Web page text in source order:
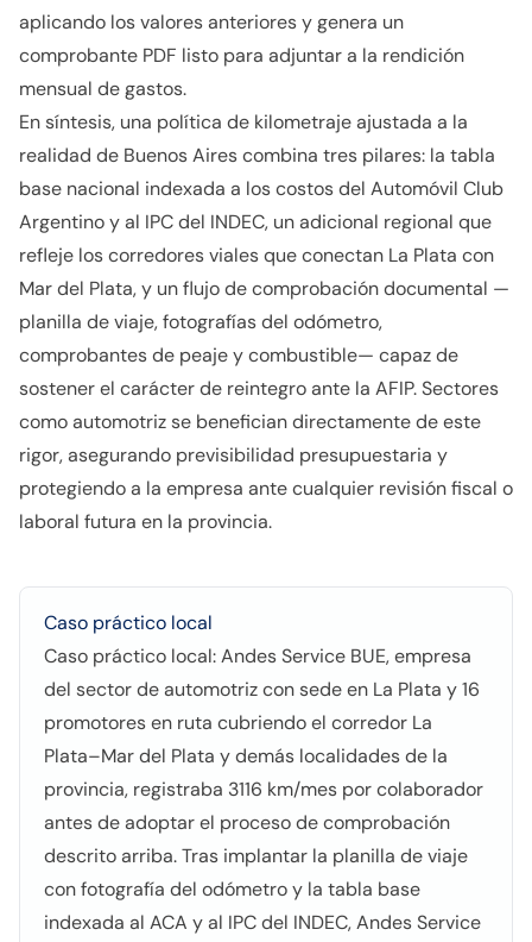
aplicando los valores anteriores y genera un
comprobante PDF listo para adjuntar a la rendición
mensual de gastos.
En síntesis, una política de kilometraje ajustada a la
realidad de Buenos Aires combina tres pilares: la tabla
base nacional indexada a los costos del Automóvil Club
Argentino y al IPC del INDEC, un adicional regional que
refleje los corredores viales que conectan La Plata con
Mar del Plata, y un flujo de comprobación documental —
planilla de viaje, fotografías del odómetro,
comprobantes de peaje y combustible— capaz de
sostener el carácter de reintegro ante la AFIP. Sectores
como automotriz se benefician directamente de este
rigor, asegurando previsibilidad presupuestaria y
protegiendo a la empresa ante cualquier revisión fiscal o
laboral futura en la provincia.
Caso práctico local
Caso práctico local: Andes Service BUE, empresa
del sector de automotriz con sede en La Plata y 16
promotores en ruta cubriendo el corredor La
Plata–Mar del Plata y demás localidades de la
provincia, registraba 3116 km/mes por colaborador
antes de adoptar el proceso de comprobación
descrito arriba. Tras implantar la planilla de viaje
con fotografía del odómetro y la tabla base
indexada al ACA y al IPC del INDEC, Andes Service